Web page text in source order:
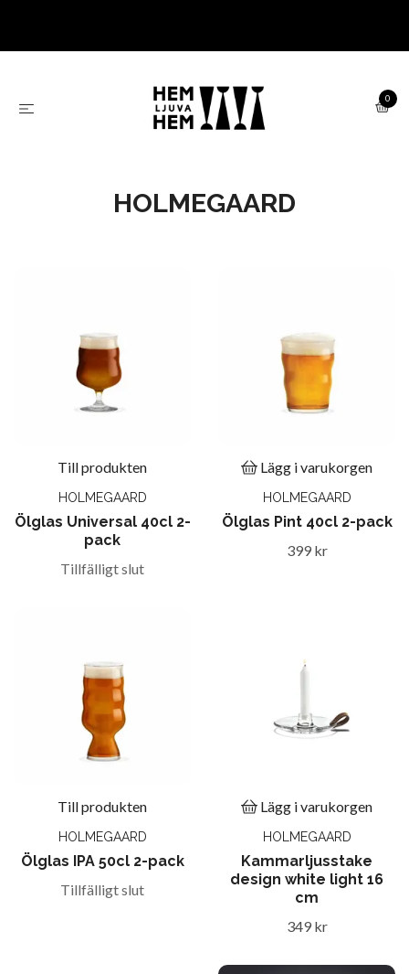
0
HOLMEGAARD
Till produkten
HOLMEGAARD
Ölglas Universal 40cl 2-
pack
Tillfälligt slut
Lägg i varukorgen
HOLMEGAARD
Ölglas Pint 40cl 2-pack
399 kr
Till produkten
HOLMEGAARD
Ölglas IPA 50cl 2-pack
Tillfälligt slut
Lägg i varukorgen
HOLMEGAARD
Kammarljusstake
design white light 16
cm
349 kr